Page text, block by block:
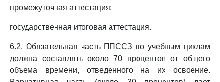
промежуточная аттестация;
государственная итоговая аттестация.
6.2. Обязательная часть ППССЗ по учебным циклам
должна составлять около 70 процентов от общего
объема времени, отведенного на их освоение.